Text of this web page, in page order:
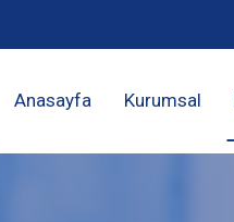
Anasayfa Kurumsal